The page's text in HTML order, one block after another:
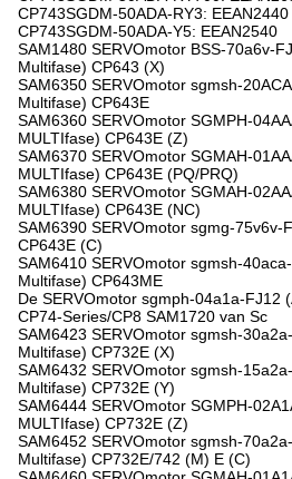
CP743SGDM-50ADA-RY3: EEAN2440
CP743SGDM-50ADA-Y5: EEAN2540
SAM1480 SERVOmotor BSS-70a6v-
Multifase) CP643 (X)
SAM6350 SERVOmotor sgmsh-
Multifase) CP643E
SAM6360 SERVOmotor SGMPH-
MULTIfase) CP643E (Z)
SAM6370 SERVOmotor SGMAH-
MULTIfase) CP643E (PQ/PRQ)
SAM6380 SERVOmotor SGMAH-
MULTIfase) CP643E (NC)
SAM6390 SERVOmotor sgmg-75v6v-
CP643E (C)
SAM6410 SERVOmotor sgmsh-
Multifase) CP643ME
De SERVOmotor sgmph-04a1a-FJ12
CP74-Series/CP8 SAM1720 van Sc
SAM6423 SERVOmotor sgmsh-
Multifase) CP732E (X)
SAM6432 SERVOmotor sgmsh-
Multifase) CP732E (Y)
SAM6444 SERVOmotor SGMPH-
MULTIfase) CP732E (Z)
SAM6452 SERVOmotor sgmsh-
Multifase) CP732E/742 (M) E (C)